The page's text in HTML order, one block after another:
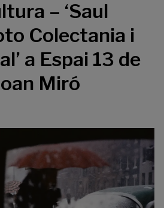
– ‘Saul
Colectania i
a Espai 13 de
Miró